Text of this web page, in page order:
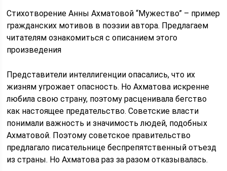
Стихотворение Анны Ахматовой “Мужество” – пример
гражданских мотивов в поэзии автора. Предлагаем
читателям ознакомиться с описанием этого
произведения
Представители интеллигенции опасались, что их
жизням угрожает опасность. Но Ахматова искренне
любила свою страну, поэтому расценивала бегство
как настоящее предательство. Советские власти
понимали важность и значимость людей, подобных
Ахматовой. Поэтому советское правительство
предлагало писательнице беспрепятственный отъезд
из страны. Но Ахматова раз за разом отказывалась.